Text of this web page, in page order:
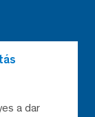
a dar